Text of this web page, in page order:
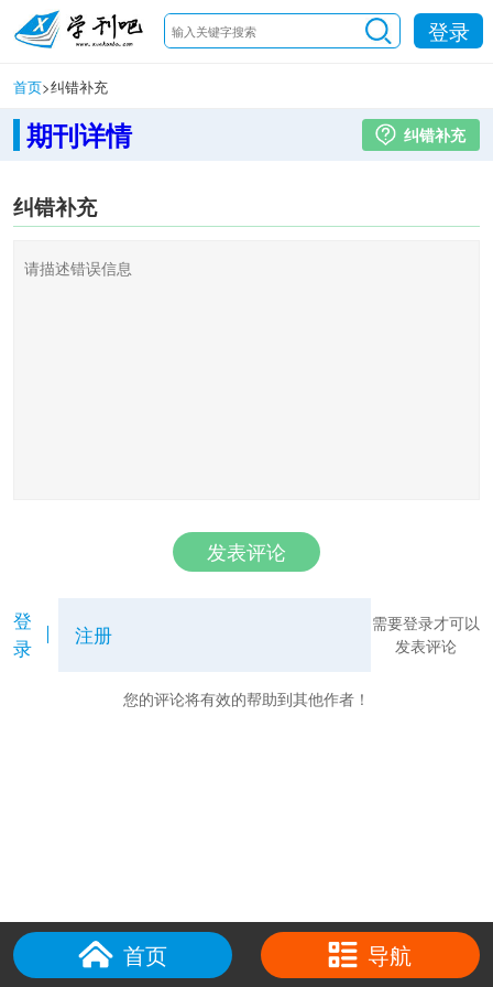
登录
首页>纠错补充
期刊详情 纠错补充
纠错补充
发表评论
登
录
注册
需要登录才可以
发表评论
您的评论将有效的帮助到其他作者！
首页 导航